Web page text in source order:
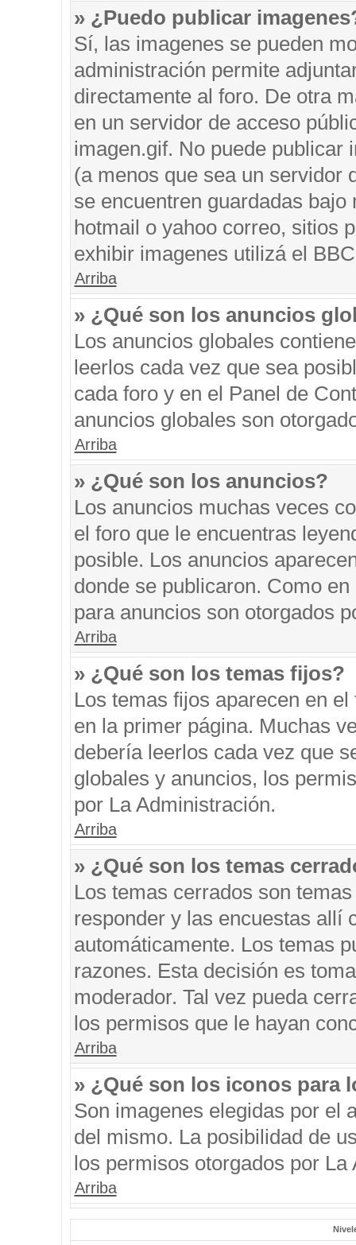
» ¿Puedo publicar
Sí, las imagenes se pueden
administración permite
directamente al foro. De otra
en un servidor de acceso
imagen.gif. No puede publicar
(a menos que sea un servidor
se encuentren guardadas
hotmail o yahoo correo, sitios
exhibir imagenes utilizá el
Arriba
» ¿Qué son los anuncios
Los anuncios globales
leerlos cada vez que sea
cada foro y en el Panel de
anuncios globales son
Arriba
» ¿Qué son los anuncios?
Los anuncios muchas veces
el foro que le encuentras
posible. Los anuncios
donde se publicaron. Como
para anuncios son otorgados
Arriba
» ¿Qué son los temas fijos?
Los temas fijos aparecen en
en la primer página. Muchas
debería leerlos cada vez que
globales y anuncios, los
por La Administración.
Arriba
» ¿Qué son los temas
Los temas cerrados son
responder y las encuestas allí
automáticamente. Los temas
razones. Esta decisión es
moderador. Tal vez pueda
los permisos que le hayan
Arriba
» ¿Qué son los iconos para
Son imagenes elegidas por el
del mismo. La posibilidad de
los permisos otorgados por La
Arriba